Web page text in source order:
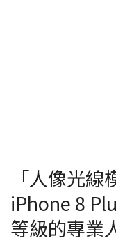
「人像光
iPhone 8
等級的專業